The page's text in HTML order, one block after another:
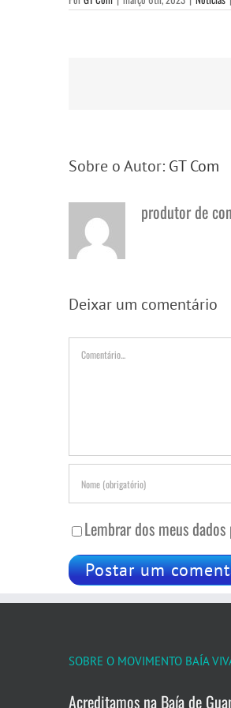
Sobre o Autor: GT Com
produtor de
Deixar um comentário
Comentário
Lembrar dos meus
SOBRE O MOVIMENTO BAÍA
Acreditamos na Baía de